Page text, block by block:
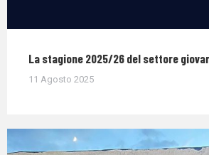
La stagione 2025/26 del settore
11 Agosto 2025